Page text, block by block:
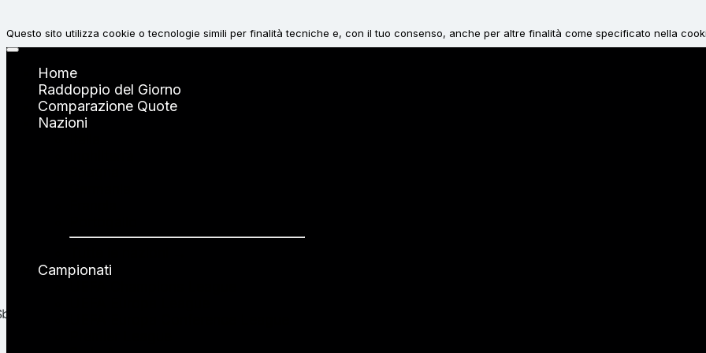
Questo sito utilizza cookie o tecnologie simili per finalità tecniche e, con il tuo consenso, anche per altre finalità come specificato nella
Rifiuta
Home
Raddoppio del Giorno
Comparazione Quote
Nazioni
Campionati